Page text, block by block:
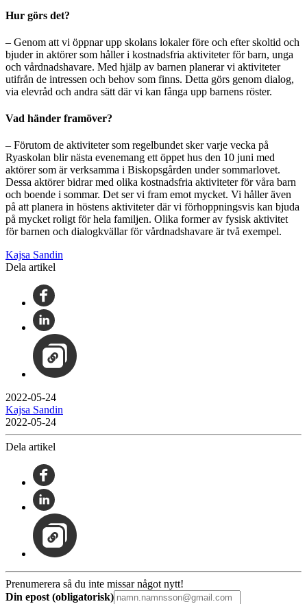
Hur görs det?
– Genom att vi öppnar upp skolans lokaler före och efter skoltid och
bjuder in aktörer som håller i kostnadsfria aktiviteter för barn, unga
och vårdnadshavare. Med hjälp av barnen planerar vi aktiviteter
utifrån de intressen och behov som finns. Detta görs genom dialog,
via elevråd och andra sätt där vi kan fånga upp barnens röster.
Vad händer framöver?
– Förutom de aktiviteter som regelbundet sker varje vecka på
Ryaskolan blir nästa evenemang ett öppet hus den 10 juni med
aktörer som är verksamma i Biskopsgården under sommarlovet.
Dessa aktörer bidrar med olika kostnadsfria aktiviteter för våra barn
och boende i sommar. Det ser vi fram emot mycket. Vi håller även
på att planera in höstens aktiviteter där vi förhoppningsvis kan bjuda
på mycket roligt för hela familjen. Olika former av fysisk aktivitet
för barnen och dialogkvällar för vårdnadshavare är två exempel.
Kajsa Sandin
Dela artikel
2022-05-24
Kajsa Sandin
2022-05-24
Dela artikel
Prenumerera så du inte missar något nytt!
Din epost (obligatorisk)